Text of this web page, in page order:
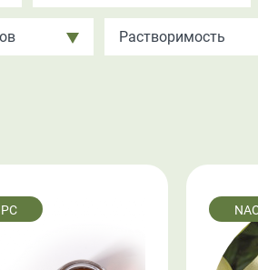
Растворимость